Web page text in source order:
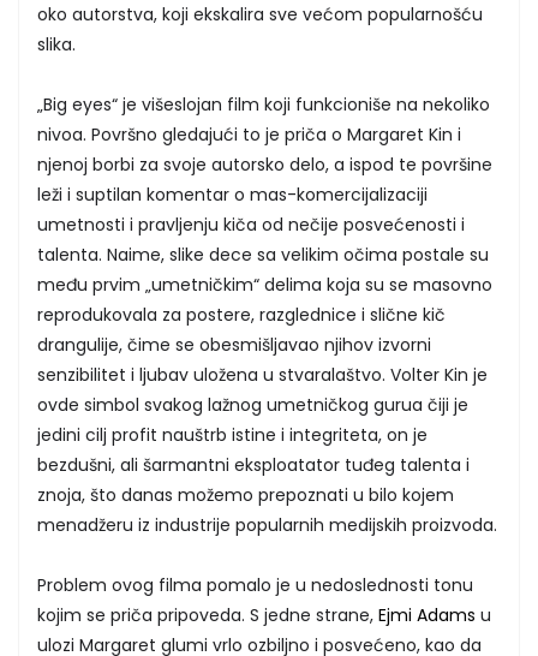
oko autorstva, koji ekskalira sve većom popularnošću
slika.
„Big eyes“ je višeslojan film koji funkcioniše na nekoliko
nivoa. Površno gledajući to je priča o Margaret Kin i
njenoj borbi za svoje autorsko delo, a ispod te površine
leži i suptilan komentar o mas-komercijalizaciji
umetnosti i pravljenju kiča od nečije posvećenosti i
talenta. Naime, slike dece sa velikim očima postale su
među prvim „umetničkim“ delima koja su se masovno
reprodukovala za postere, razglednice i slične kič
drangulije, čime se obesmišljavao njihov izvorni
senzibilitet i ljubav uložena u stvaralaštvo. Volter Kin je
ovde simbol svakog lažnog umetničkog gurua čiji je
jedini cilj profit nauštrb istine i integriteta, on je
bezdušni, ali šarmantni eksploatator tuđeg talenta i
znoja, što danas možemo prepoznati u bilo kojem
menadžeru iz industrije popularnih medijskih proizvoda.
Problem ovog filma pomalo je u nedoslednosti tonu
kojim se priča pripoveda. S jedne strane, Ejmi Adams u
ulozi Margaret glumi vrlo ozbiljno i posvećeno, kao da